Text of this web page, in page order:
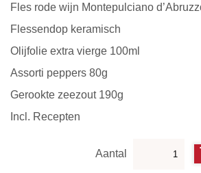
Fles rode wijn Montepulciano
Flessendop keramisch
Olijfolie extra vierge 100ml
Assorti peppers 80g
Gerookte zeezout 190g
Incl. Recepten